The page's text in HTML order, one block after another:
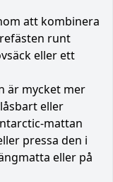
att kombinera
runt
eller ett
är mycket mer
eller
mattan
pressa den i
eller på